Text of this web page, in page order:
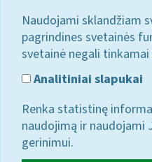
Naudojami sklandžiam
pagrindines svetainės
svetainė negali
Analitiniai slapukai
Renka statistinę
naudojimą ir naudojami
gerinimui.